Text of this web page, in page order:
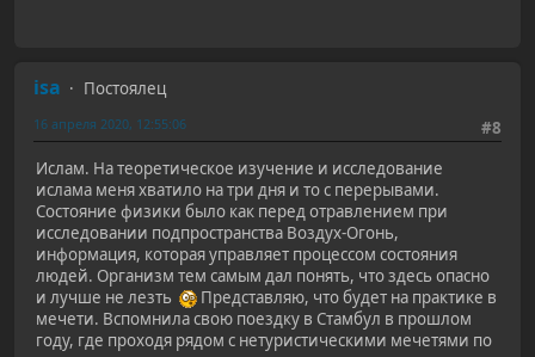
isa
Постоялец
#8
16 апреля 2020, 12:55:06
Ислам. На теоретическое изучение и исследование
ислама меня хватило на три дня и то с перерывами.
Состояние физики было как перед отравлением при
исследовании подпространства Воздух-Огонь,
информация, которая управляет процессом состояния
людей. Организм тем самым дал понять, что здесь опасно
и лучше не лезть
Представляю, что будет на практике в
мечети. Вспомнила свою поездку в Стамбул в прошлом
году, где проходя рядом с нетуристическими мечетями по